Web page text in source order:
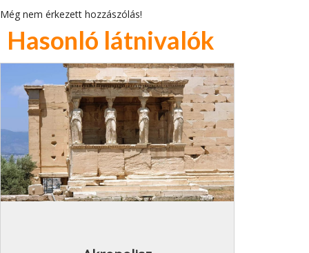
Még nem érkezett hozzászólás!
Hasonló látnivalók